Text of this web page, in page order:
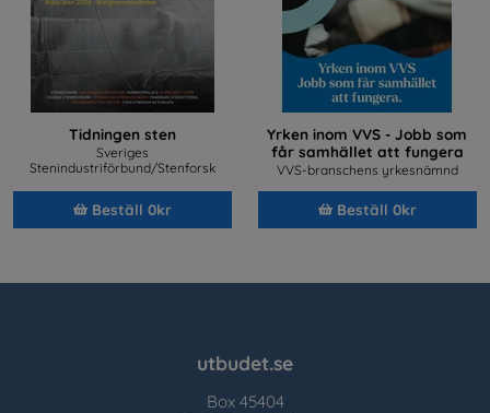
Tidningen sten
Sveriges
Stenindustriförbund/Stenforsk
Beställ 0kr
Yrken inom VVS - Jobb som
får samhället att fungera
VVS-branschens yrkesnämnd
Beställ 0kr
utbudet.se
Box 45404